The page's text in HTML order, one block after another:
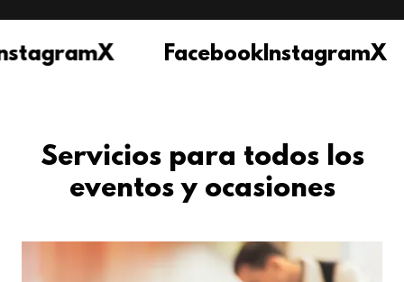
X FacebookInstagramX
Servicios para todos los
eventos y ocasiones